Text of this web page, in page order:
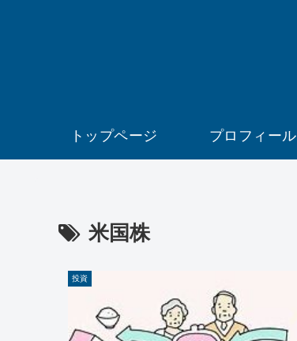
トップページ プロフィール
米国株
投資